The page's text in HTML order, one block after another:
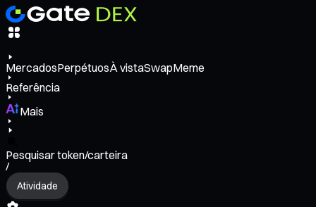
MercadosPerpétuosÀ vistaSwapMeme
Referência
Mais
Pesquisar token/carteira
/
Atividade